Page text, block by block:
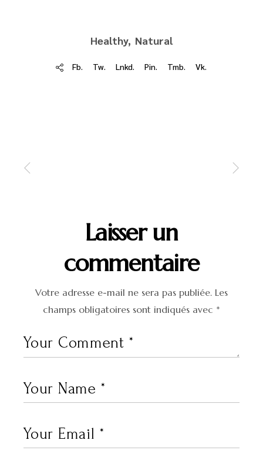
Healthy Natural
Fb. Tw. Lnkd. Pin. Tmb. Vk.
Laisser un
commentaire
Votre adresse e-mail ne sera pas publiée. Les
champs obligatoires sont indiqués avec *